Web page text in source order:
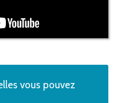
vous pouvez